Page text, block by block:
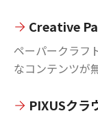
Creative
ペーパークラフ
なコンテンツが
PIXUSクラ